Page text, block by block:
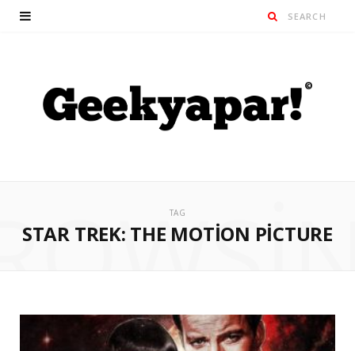
TAG
STAR TREK: THE MOTION PICTURE